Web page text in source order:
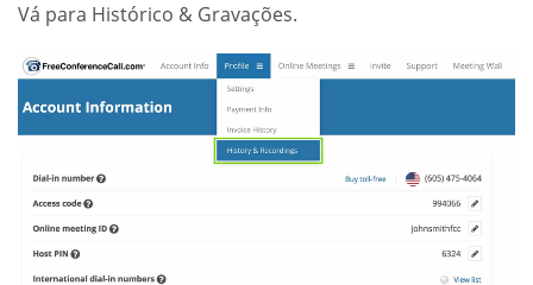
Vá para Histórico & Gravações.